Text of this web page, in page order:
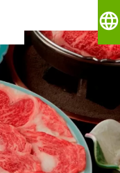
language